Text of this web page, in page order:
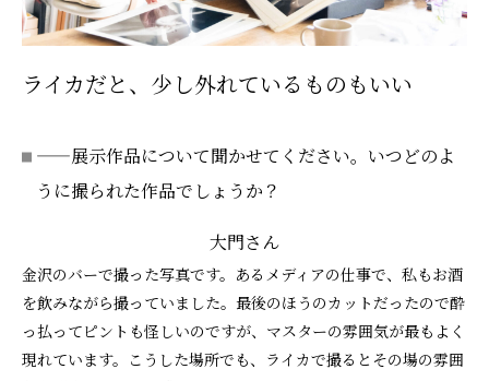
ライカだと、少し外れているものもいい
——展示作品について聞かせてください。いつどのよ
うに撮られた作品でしょうか？
大門さん
金沢のバーで撮った写真です。あるメディアの仕事で、私もお酒
を飲みながら撮っていました。最後のほうのカットだったので酔
っ払ってピントも怪しいのですが、マスターの雰囲気が最もよく
現れています。こうした場所でも、ライカで撮るとその場の雰囲